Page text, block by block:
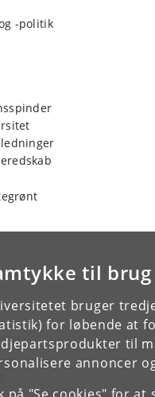
til
bruger
for løbende at
til
annoncer
-politik
og